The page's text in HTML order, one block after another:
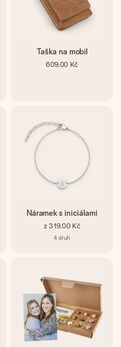
Taška na mobil
609,00 Kč
Náramek s iniciálami
z 319,00 Kč
4 druh